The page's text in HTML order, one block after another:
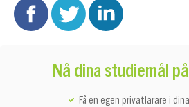
Nå dina studiemål
Få en egen privatlärare i